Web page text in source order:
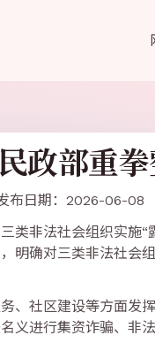
政部重
布日期：2026-06-08
类非法社会组织实施
明确对三类非法社会
、社区建设等方面发
义进行集资诈骗、非